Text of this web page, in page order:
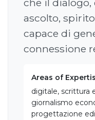
che il
ascolto,
capace di
connessione
Areas of
digitale, scrittura
giornalismo
progettazione